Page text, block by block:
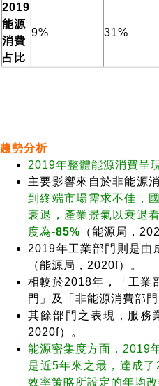
2019
能源
消費
占比
9% 31%
趨勢分析
2019年整體能源消費呈
主要影響來自於非能源
到終端市場需求不佳，
衰退，產業景氣以衰退看
度為-85% （能源局，
2019年工業部門則是由
（能源局，2020f）。
相較於2018年，「工業
門」及「非能源消費部
其餘部門之表現，服務
2020f）。
能源密集度方面，2019
是近5年來之最，達成
效率策略所設定的年均